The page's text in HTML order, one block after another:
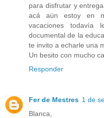
para disfrutar y
acá aún estoy en
vacaciones todavía
documental de la
te invito a echarle una
Un besito con mucho
Responder
Fer de Mestres 1 de
Blanca,